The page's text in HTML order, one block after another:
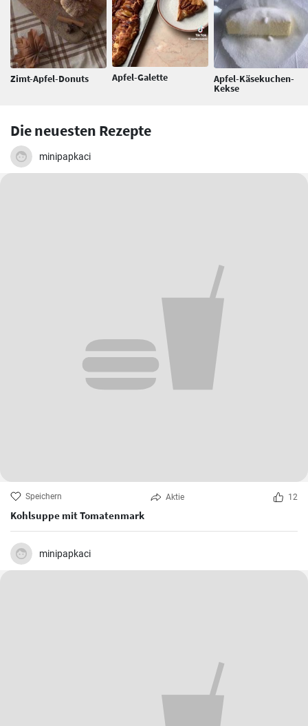
Zimt-Apfel-Donuts Apfel-Galette Apfel-Käsekuchen-
Kekse
Die neuesten Rezepte
minipapkaci
Speichern Aktie 12
Kohlsuppe mit Tomatenmark
minipapkaci